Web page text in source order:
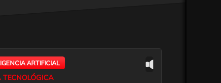
ARTIFICIAL